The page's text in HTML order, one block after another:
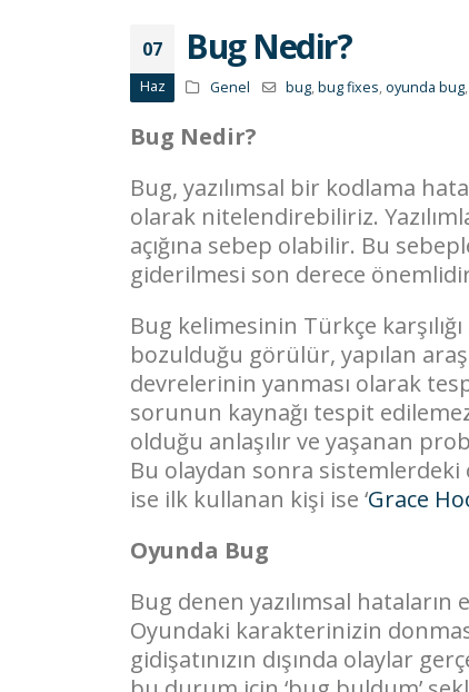
07
Haz
Bug Nedir?
Genel bug,bug fixes,oyunda bug
Bug Nedir?
Bug, yazılımsal bir kodlama
olarak nitelendirebiliriz.
açığına sebep olabilir. Bu
giderilmesi son derece
Bug kelimesinin Türkçe karşılığı
bozulduğu görülür, yapılan
devrelerinin yanması olarak
sorunun kaynağı tespit
olduğu anlaşılır ve yaşanan
Bu olaydan sonra
ise ilk kullanan kişi ise ‘Grace
Oyunda Bug
Bug denen yazılımsal hataların
Oyundaki karakterinizin
gidişatınızın dışında olaylar